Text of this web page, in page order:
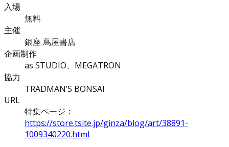
入場
無料
主催
銀座 蔦屋書店
企画制作
as STUDIO、MEGATRON
協力
TRADMAN’S BONSAI
URL
特集ページ：
https://store.tsite.jp/ginza/blog/art/38891-
1009340220.html